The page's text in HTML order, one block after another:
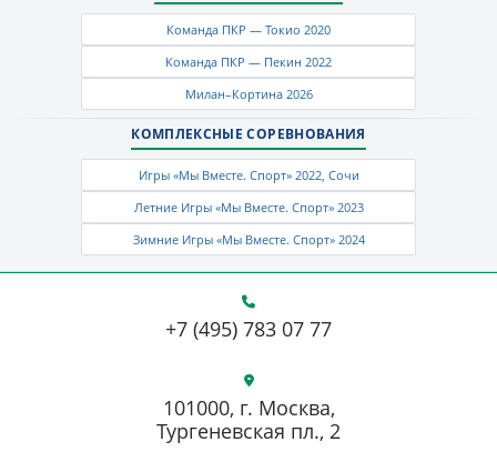
Команда ПКР — Токио 2020
Команда ПКР — Пекин 2022
Милан–Кортина 2026
КОМПЛЕКСНЫЕ СОРЕВНОВАНИЯ
Игры «Мы Вместе. Спорт» 2022, Сочи
Летние Игры «Мы Вместе. Спорт» 2023
Зимние Игры «Мы Вместе. Спорт» 2024
+7 (495) 783 07 77
101000, г. Москва,
Тургеневская пл., 2